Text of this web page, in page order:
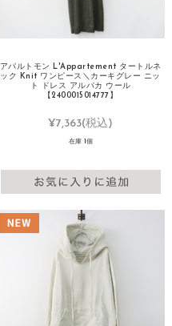
アパルトモン L'Appartement タートルネ
ック Knit ワンピース＼カーキグレー ニッ
ト ドレス アルパカ ウール
【2400015014777】
¥7,363(税込)
在庫 1個